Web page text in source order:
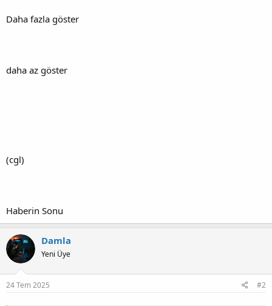
Daha fazla göster
daha az göster
(cgl)
Haberin Sonu
Damla
Yeni Üye
24 Tem 2025 #2